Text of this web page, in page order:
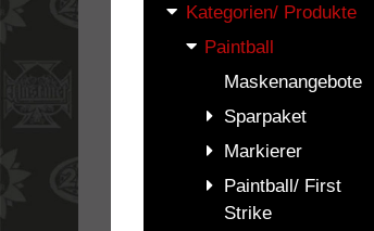
Kategorien/ Produkte
Paintball
Maskenangebote
Sparpaket
Markierer
Paintball/ First
Strike